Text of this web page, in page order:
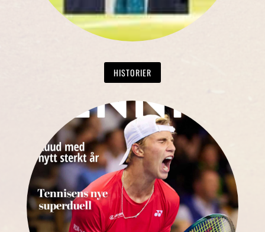
HISTORIER